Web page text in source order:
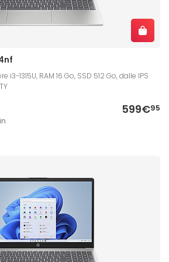
i3-1315U, RAM 16 Go, SSD 512 Go, dalle IPS
599€95